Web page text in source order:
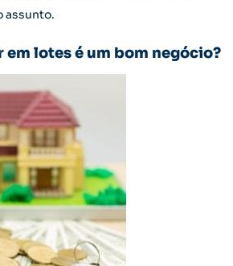
assunto.
em lotes é um bom negócio?